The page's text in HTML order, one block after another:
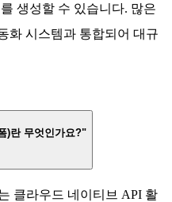
생성할 수 있습니다. 많은
화 시스템과 통합되어 대규
)란 무엇인가요?"
클라우드 네이티브 API 활